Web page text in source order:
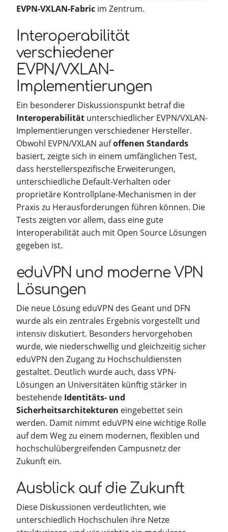
EVPN-VXLAN-Fabric im Zentrum.
Interoperabilität
verschiedener
EVPN/VXLAN-
Implementierungen
Ein besonderer Diskussionspunkt betraf die
Interoperabilität unterschiedlicher EVPN/VXLAN-
Implementierungen verschiedener Hersteller.
Obwohl EVPN/VXLAN aufoffenen Standards
basiert, zeigte sich in einem umfänglichen Test,
dass herstellerspezifische Erweiterungen,
unterschiedliche Default-Verhalten oder
proprietäre Kontrollplane-Mechanismen in der
Praxis zu Herausforderungen führen können. Die
Tests zeigten vor allem, dass eine gute
Interoperabilität auch mit Open Source Lösungen
gegeben ist.
eduVPN und moderne VPN
Lösungen
Die neue Lösung eduVPN des Geant und DFN
wurde als ein zentrales Ergebnis vorgestellt und
intensiv diskutiert. Besonders hervorgehoben
wurde, wie niederschwellig und gleichzeitig sicher
eduVPN den Zugang zu Hochschuldiensten
gestaltet. Deutlich wurde auch, dass VPN-
Lösungen an Universitäten künftig stärker in
bestehende Identitäts- und
Sicherheitsarchitekturen eingebettet sein
werden. Damit nimmt eduVPN eine wichtige Rolle
auf dem Weg zu einem modernen, flexiblen und
hochschulübergreifenden Campusnetz der
Zukunft ein.
Ausblick auf die Zukunft
Diese Diskussionen verdeutlichten, wie
unterschiedlich Hochschulen ihre Netze